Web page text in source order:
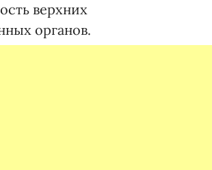
верхних
органов.